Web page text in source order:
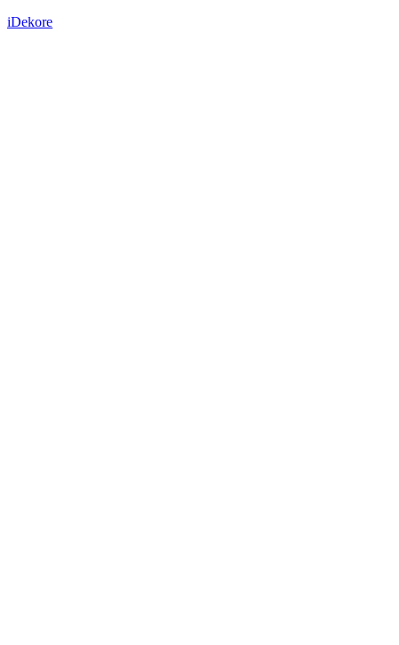
iDekore